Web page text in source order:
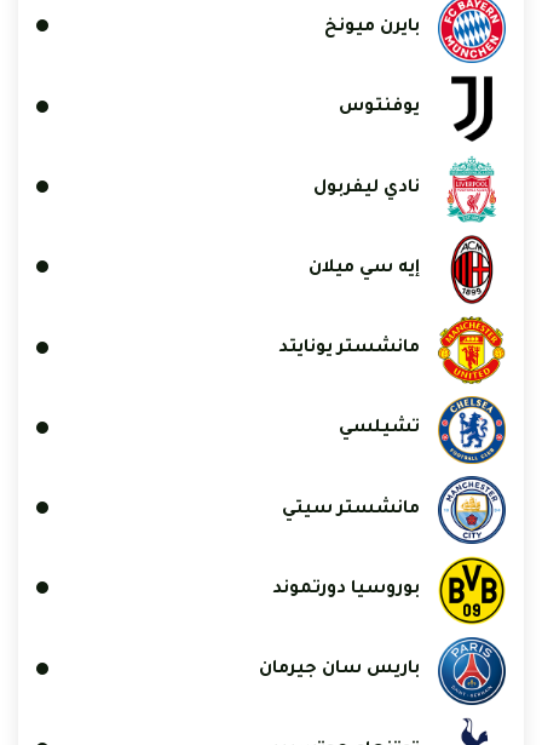
بايرن ميونخ
يوفنتوس
نادي ليفربول
إيه سي ميلان
مانشستر يونايتد
تشيلسي
مانشستر سيتي
بوروسيا دورتموند
باريس سان جيرمان